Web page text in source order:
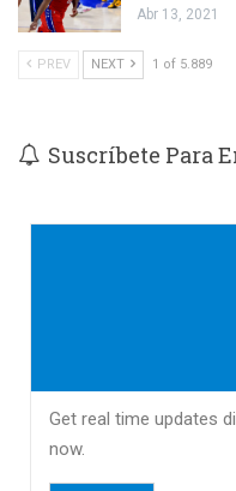
Abr 13, 2021
PREV NEXT 1 of 5.889
Suscríbete Para
Get real time updates
now.